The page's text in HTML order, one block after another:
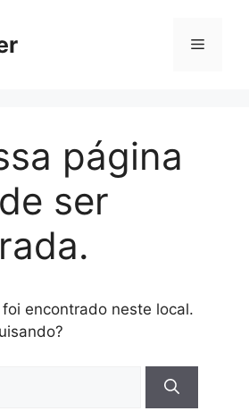
Menu
página
ser
encontrado neste local.